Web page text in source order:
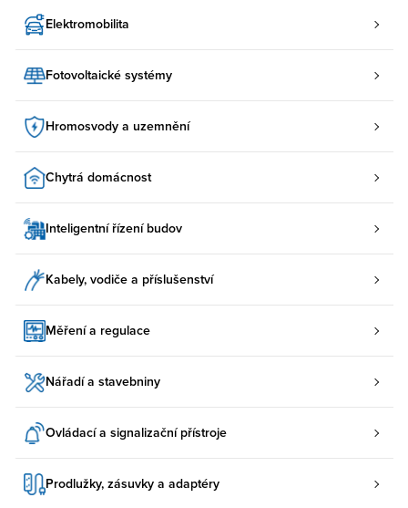
Elektromobilita
Fotovoltaické systémy
Hromosvody a uzemnění
Chytrá domácnost
Inteligentní řízení budov
Kabely, vodiče a příslušenství
Měření a regulace
Nářadí a stavebniny
Ovládací a signalizační přístroje
Prodlužky, zásuvky a adaptéry